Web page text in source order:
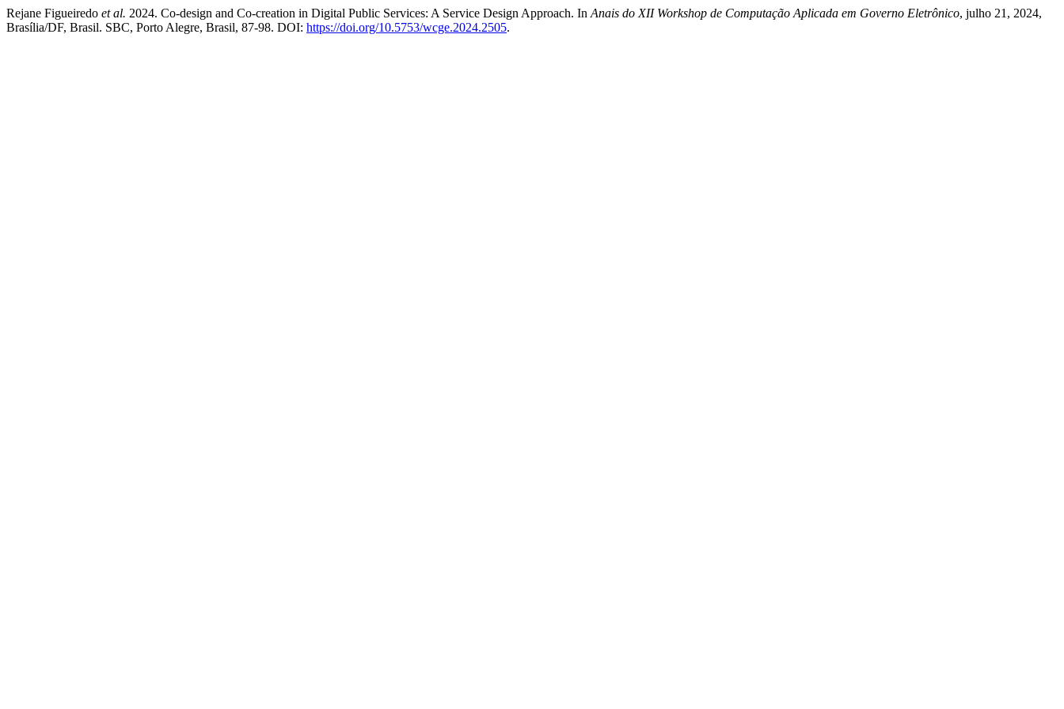
Rejane Figueiredo et al. 2024. Co-design and Co-creation in Digital Public Services: A Service Design Approach. In Anais do XII Workshop de Computação Aplicada em Governo Eletrônico, julho 21, 2024,
Brasília/DF, Brasil. SBC, Porto Alegre, Brasil, 87-98. DOI: https://doi.org/10.5753/wcge.2024.2505.